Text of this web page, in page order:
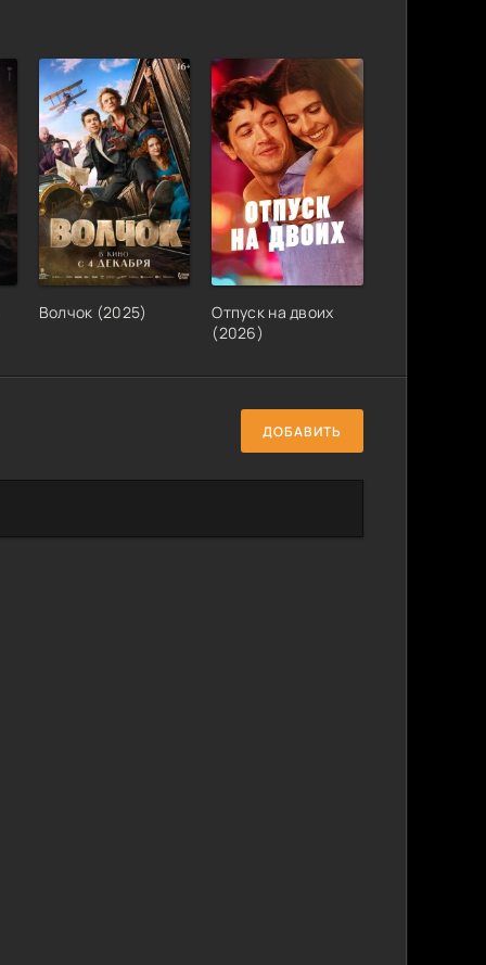
Волчок (2025)
Отпуск на двоих
(2026)
ДОБАВИТЬ